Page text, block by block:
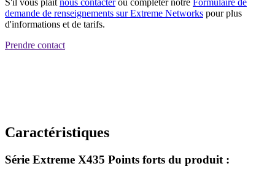
S'il vous plaît nous contacterou compléter notre Formulaire de
demande de renseignements sur Extreme Networks pour plus
d'informations et de tarifs.
Prendre contact
Caractéristiques
Série Extreme X435 Points forts du produit :